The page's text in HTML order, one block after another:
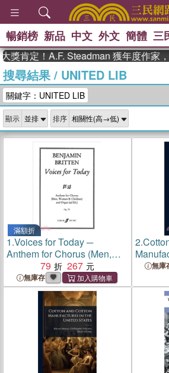
熱搜：
、 The
獎 臺灣漫遊錄
登輝時代
偉大的迷走神
暢銷榜 新品 中文 外文 簡體 三
！A.F. Steadman 獲年度作家，《史
搜尋結果/ UNITED LIB
關鍵字：UNITED LIB
顯示 排序
滿額折
1.Voices for Today ─
Anthem for Chorus (Men,
Women & Children) and
Organ (Ad Lib.) Op. 75
79 267
無庫存
2.
States
無庫